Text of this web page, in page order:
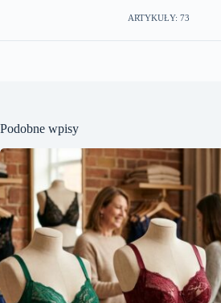
ARTYKUŁY: 73
Podobne wpisy